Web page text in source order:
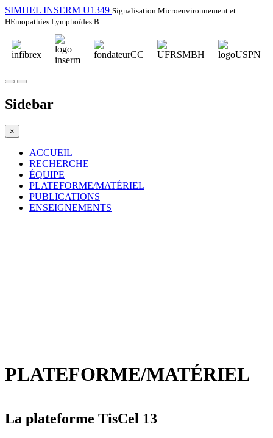
SIMHEL INSERM U1349 Signalisation Microenvironnement et
HEmopathies Lymphoïdes B
Sidebar
×
ACCUEIL
RECHERCHE
ÉQUIPE
PLATEFORME/MATÉRIEL
PUBLICATIONS
ENSEIGNEMENTS
PLATEFORME/MATÉRIEL
La plateforme TisCel 13